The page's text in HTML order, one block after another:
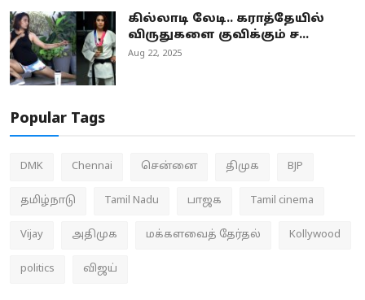
கில்லாடி லேடி.. கராத்தேயில்
விருதுகளை குவிக்கும் ச...
Aug 22, 2025
Popular Tags
DMK Chennai சென்னை திமுக BJP
தமிழ்நாடு Tamil Nadu பாஜக Tamil cinema
Vijay அதிமுக மக்களவைத் தேர்தல் Kollywood
politics விஜய்